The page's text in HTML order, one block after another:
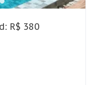
R$ 380